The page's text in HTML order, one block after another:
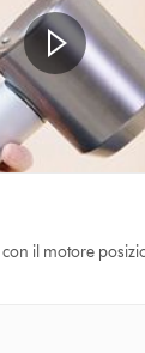
il motore